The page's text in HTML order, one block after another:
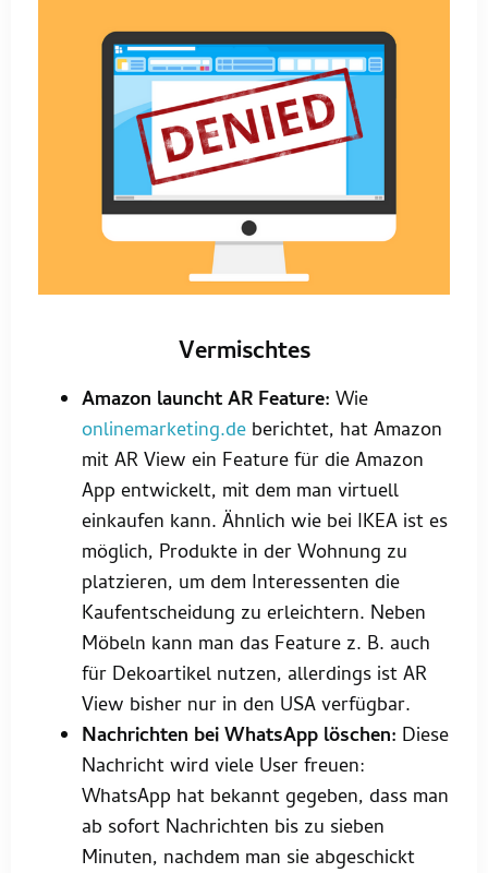
Vermischtes
Amazon launcht AR Feature: Wie
onlinemarketing.de berichtet, hat Amazon
mit AR View ein Feature für die Amazon
App entwickelt, mit dem man virtuell
einkaufen kann. Ähnlich wie bei IKEA ist es
möglich, Produkte in der Wohnung zu
platzieren, um dem Interessenten die
Kaufentscheidung zu erleichtern. Neben
Möbeln kann man das Feature z. B. auch
für Dekoartikel nutzen, allerdings ist AR
View bisher nur in den USA verfügbar.
Nachrichten bei WhatsApp löschen: Diese
Nachricht wird viele User freuen:
WhatsApp hat bekannt gegeben, dass man
ab sofort Nachrichten bis zu sieben
Minuten, nachdem man sie abgeschickt